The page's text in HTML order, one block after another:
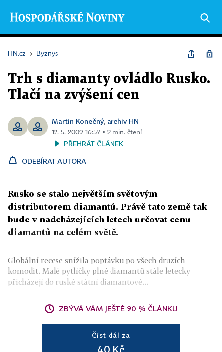
HN.cz › Byznys
Trh s diamanty ovládlo Rusko.
Tlačí na zvýšení cen
Martin Konečný, archiv HN
12. 5. 2009 16:57 ▪ 2 min. čtení
PŘEHRÁT ČLÁNEK
ODEBÍRAT AUTORA
Rusko se stalo největším světovým
distributorem diamantů. Právě tato země tak
bude v nadcházejících letech určovat cenu
diamantů na celém světě.
Globální recese snížila poptávku po všech druzích
komodit. Malé pytlíčky plné diamantů stále letecky
přicházejí do ruské státní diamantové...
ZBÝVÁ VÁM JEŠTĚ 90 % ČLÁNKU
Číst dál za
40 Kč